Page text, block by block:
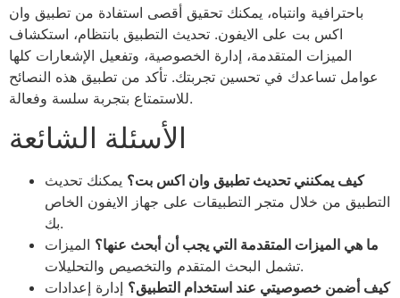
باحترافية وانتباه، يمكنك تحقيق أقصى استفادة من تطبيق وان
اكس بت على الايفون. تحديث التطبيق بانتظام، استكشاف
الميزات المتقدمة، إدارة الخصوصية، وتفعيل الإشعارات كلها
عوامل تساعدك في تحسين تجربتك. تأكد من تطبيق هذه النصائح
للاستمتاع بتجربة سلسة وفعالة.
الأسئلة الشائعة
كيف يمكنني تحديث تطبيق وان اكس بت؟ يمكنك تحديث
التطبيق من خلال متجر التطبيقات على جهاز الايفون الخاص
بك.
ما هي الميزات المتقدمة التي يجب أن أبحث عنها؟ الميزات
تشمل البحث المتقدم والتخصيص والتحليلات.
كيف أضمن خصوصيتي عند استخدام التطبيق؟ إدارة إعدادات